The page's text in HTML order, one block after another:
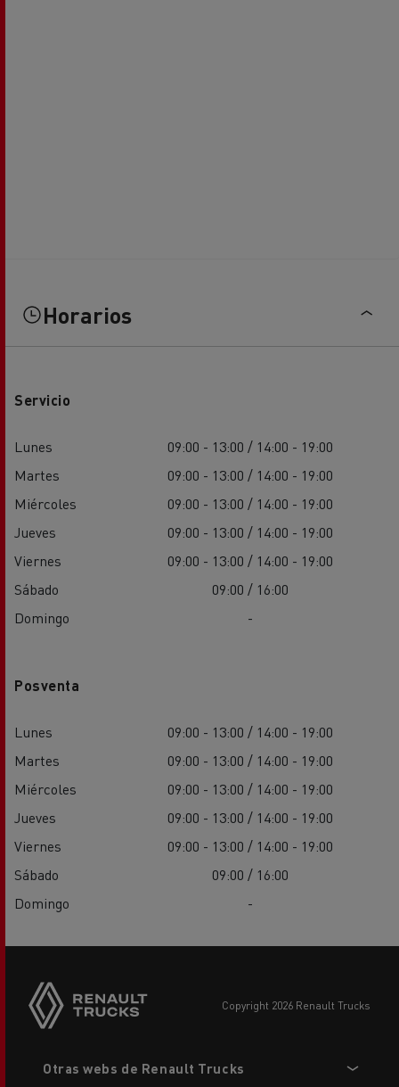
Horarios
Servicio
Lunes
09:00 - 13:00 / 14:00 - 19:00
Martes
09:00 - 13:00 / 14:00 - 19:00
Miércoles
09:00 - 13:00 / 14:00 - 19:00
Jueves
09:00 - 13:00 / 14:00 - 19:00
Viernes
09:00 - 13:00 / 14:00 - 19:00
Sábado
09:00 / 16:00
Domingo
-
Posventa
Lunes
09:00 - 13:00 / 14:00 - 19:00
Martes
09:00 - 13:00 / 14:00 - 19:00
Miércoles
09:00 - 13:00 / 14:00 - 19:00
Jueves
09:00 - 13:00 / 14:00 - 19:00
Viernes
09:00 - 13:00 / 14:00 - 19:00
Sábado
09:00 / 16:00
Domingo
-
copyright 2026 Renault Trucks
menu
Otras webs de Renault Trucks